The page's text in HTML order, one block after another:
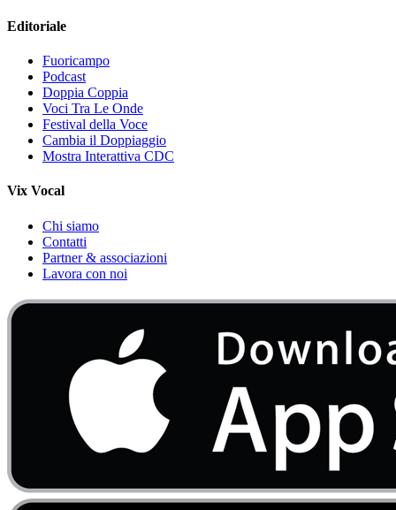
Editoriale
Fuoricampo
Podcast
Doppia Coppia
Voci Tra Le Onde
Festival della Voce
Cambia il Doppiaggio
Mostra Interattiva CDC
Vix Vocal
Chi siamo
Contatti
Partner & associazioni
Lavora con noi